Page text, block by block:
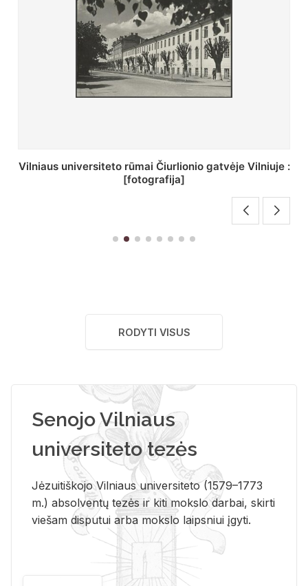
St. Batoro universiteto J. Pilsudskio kolegija :
[fotografija]
RODYTI VISUS
Senojo Vilniaus
universiteto tezės
Jėzuitiškojo Vilniaus universiteto (1579–1773
m.) absolventų tezės ir kiti mokslo darbai, skirti
viešam disputui arba mokslo laipsniui įgyti.